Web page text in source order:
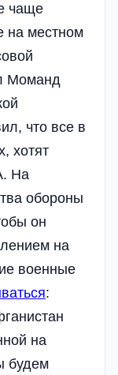
чаще
на местном
Моманд
что все в
хотят
На
обороны
он
на
военные
:
на
будем